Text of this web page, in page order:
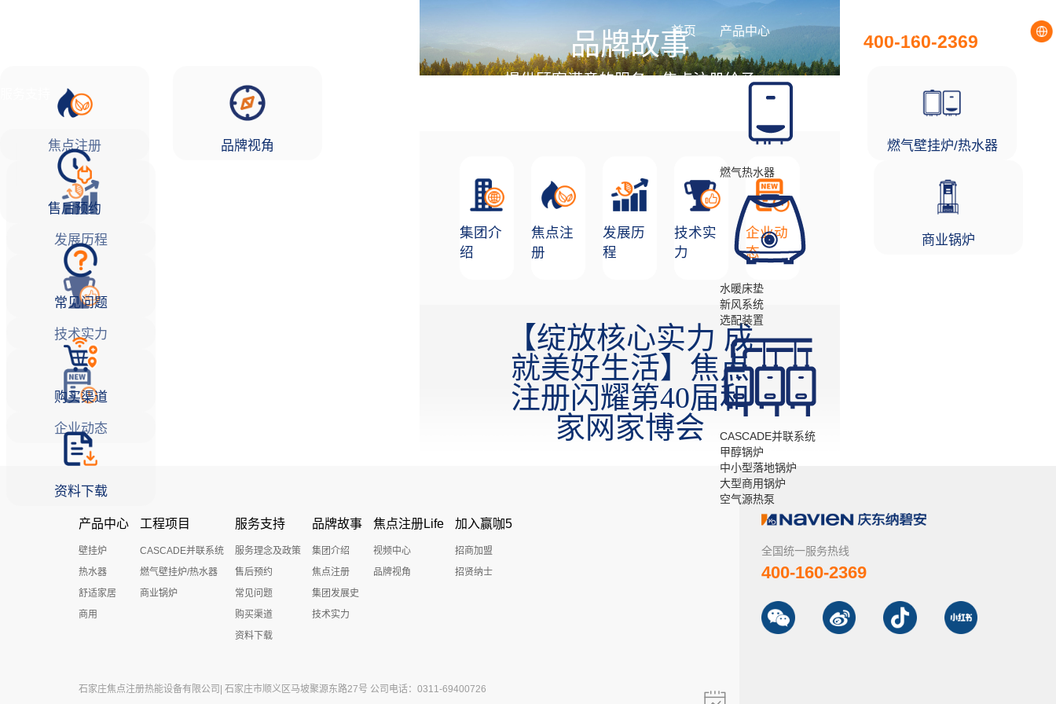
首页 产品中心
燃气热水器
水暖床垫
新风系统
选配装置
CASCADE并联系统
甲醇锅炉
中小型落地锅炉
大型商用锅炉
空气源热泵
燃气壁挂炉/热水器
商业锅炉
售后预约
常见问题
购买渠道
资料下载
焦点注册
发展历程
技术实力
企业动态
品牌视角
400-160-2369
品牌故事
提供顾客满意的服务，焦点注册给予
集团介
绍
焦点注
册
发展历
程
技术实
力
企业动
态
【绽放核心实力 成
就美好生活】焦点
注册闪耀第40届和
家网家博会
产品中心
壁挂炉
热水器
舒适家居
商用
工程项目
CASCADE并联系统
燃气壁挂炉/热水器
商业锅炉
服务支持
服务理念及政策
售后预约
常见问题
购买渠道
资料下载
品牌故事
集团介绍
焦点注册
集团发展史
技术实力
焦点注册Life
视频中心
品牌视角
加入赢咖5
招商加盟
招贤纳士
石家庄焦点注册热能设备有限公司| 石家庄市顺义区马坡聚源东路27号 公司电话：0311-69400726
全国统一服务热线
400-160-2369